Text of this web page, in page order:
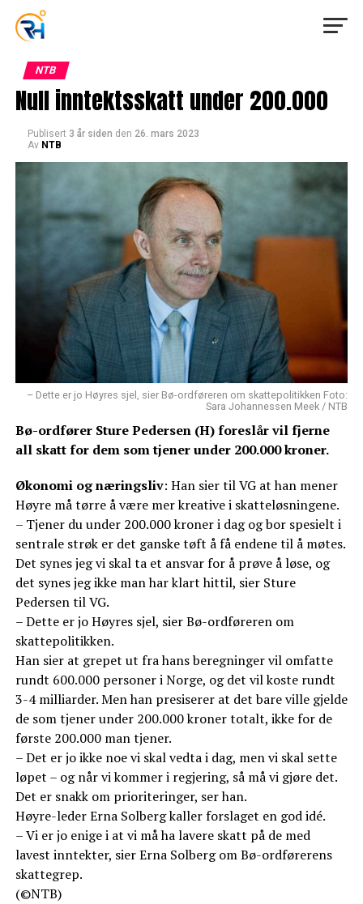
NTB
Null inntektsskatt under 200.000
Publisert 3 år siden den 26. mars 2023
Av NTB
– Dette er jo Høyres sjel, sier Bø-ordføreren om skattepolitikken Foto:
Sara Johannessen Meek / NTB
Bø-ordfører Sture Pedersen (H) foreslår vil fjerne
all skatt for dem som tjener under 200.000 kroner.
Økonomi og næringsliv: Han sier til VG at han mener
Høyre må tørre å være mer kreative i skatteløsningene.
– Tjener du under 200.000 kroner i dag og bor spesielt i
sentrale strøk er det ganske tøft å få endene til å møtes.
Det synes jeg vi skal ta et ansvar for å prøve å løse, og
det synes jeg ikke man har klart hittil, sier Sture
Pedersen til VG.
– Dette er jo Høyres sjel, sier Bø-ordføreren om
skattepolitikken.
Han sier at grepet ut fra hans beregninger vil omfatte
rundt 600.000 personer i Norge, og det vil koste rundt
3-4 milliarder. Men han presiserer at det bare ville gjelde
de som tjener under 200.000 kroner totalt, ikke for de
første 200.000 man tjener.
– Det er jo ikke noe vi skal vedta i dag, men vi skal sette
løpet – og når vi kommer i regjering, så må vi gjøre det.
Det er snakk om prioriteringer, ser han.
Høyre-leder Erna Solberg kaller forslaget en god idé.
– Vi er jo enige i at vi må ha lavere skatt på de med
lavest inntekter, sier Erna Solberg om Bø-ordførerens
skattegrep.
(©NTB)